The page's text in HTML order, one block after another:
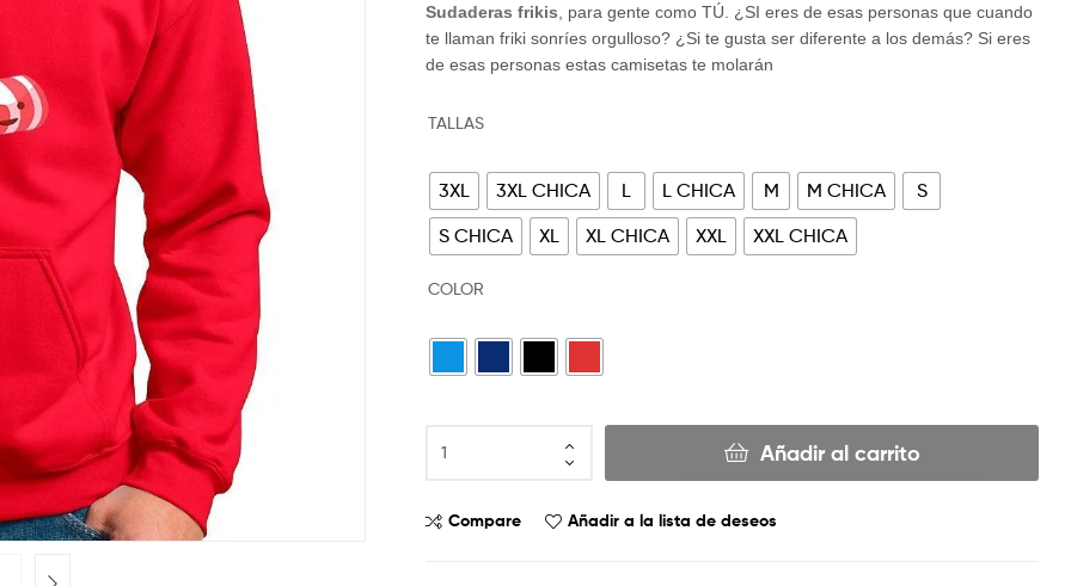
Sudaderas frikis , para gente como TÚ. ¿SI eres de esas personas que cuando
te llaman friki sonríes orgulloso? ¿Si te gusta ser diferente a los demás? Si eres
de esas personas estas camisetas te molarán
TALLAS
3XL 3XL CHICA L L CHICA M M CHICA
S
S CHICA
XL XL CHICA XXL XXL CHICA
COLOR
Añadir al carrito
Compare Añadir a la lista de deseos